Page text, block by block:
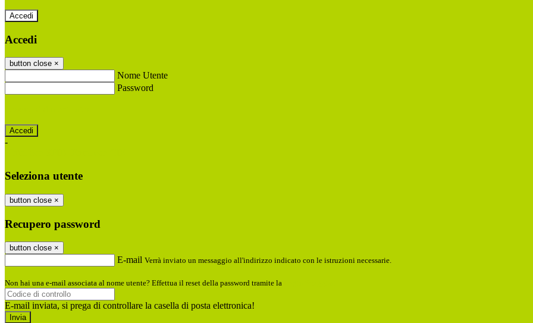
Accedi
Accedi
button close ×
Nome Utente
Password
-
Seleziona utente
button close ×
Recupero password
button close ×
E-mail Verrà inviato un messaggio all'indirizzo indicato con le istruzioni necessarie.
Non hai una e-mail associata al nome utente? Effettua il reset della password tramite la
E-mail inviata, si prega di controllare la casella di posta elettronica!